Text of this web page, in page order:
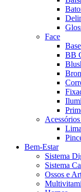
Face
Base
BB
Bem-Estar
Sistema
Sistema
Ossos e